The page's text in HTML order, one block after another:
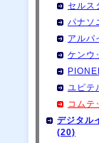
セルス
パナソ
アルパ
ケンウ
ユピテ
コムテ
デジタル
(20)